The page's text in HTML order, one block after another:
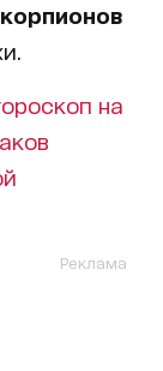
на
Реклама